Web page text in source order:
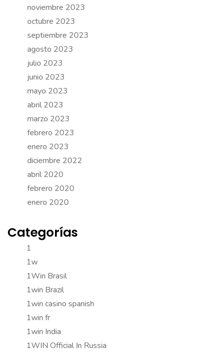
noviembre 2023
octubre 2023
septiembre 2023
agosto 2023
julio 2023
junio 2023
mayo 2023
abril 2023
marzo 2023
febrero 2023
enero 2023
diciembre 2022
abril 2020
febrero 2020
enero 2020
Categorías
1
1w
1Win Brasil
1win Brazil
1win casino spanish
1win fr
1win India
1WIN Official In Russia